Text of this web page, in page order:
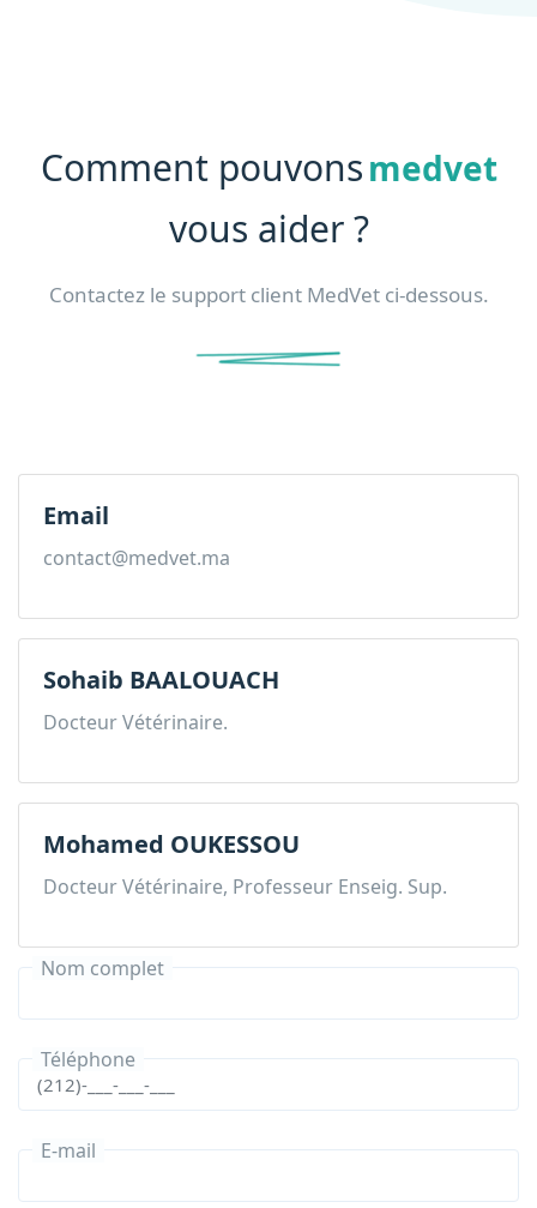
Comment pouvonsmedvet
vous aider ?
Contactez le support client MedVet ci-dessous.
Email
contact@medvet.ma
Sohaib BAALOUACH
Docteur Vétérinaire.
Mohamed OUKESSOU
Docteur Vétérinaire, Professeur Enseig. Sup.
Nom complet
Téléphone
E-mail